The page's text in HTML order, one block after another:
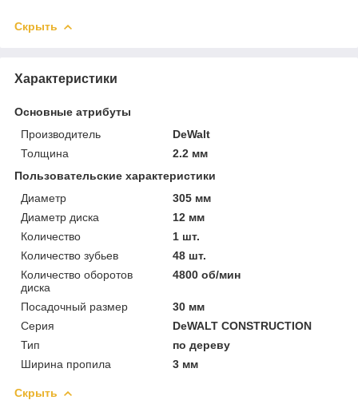
Скрыть
Характеристики
Основные атрибуты
Производитель
DeWalt
Толщина
2.2 мм
Пользовательские характеристики
Диаметр
305 мм
Диаметр диска
12 мм
Количество
1 шт.
Количество зубьев
48 шт.
Количество оборотов
диска
4800 об/мин
Посадочный размер
30 мм
Серия
DeWALT CONSTRUCTION
Тип
по дереву
Ширина пропила
3 мм
Скрыть